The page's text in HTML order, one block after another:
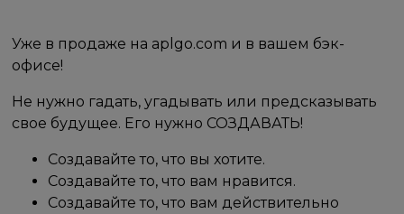
Уже в продаже на aplgo.com и в вашем бэк-
офисе!
Не нужно гадать, угадывать или предсказывать
свое будущее. Его нужно СОЗДАВАТЬ!
Создавайте то, что вы хотите.
Создавайте то, что вам нравится.
Создавайте то, что вам действительно